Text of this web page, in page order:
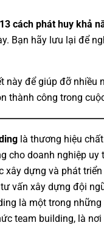
13 cách phát huy khả
Bạn hãy lưu lại để
này để giúp đỡ nhiều
thành công trong
là thương hiệu
cho doanh nghiệp uy
xây dựng và phát
vấn xây dựng đội
là một trong những
team building, là